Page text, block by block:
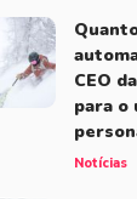
CEO
para o
Notícias